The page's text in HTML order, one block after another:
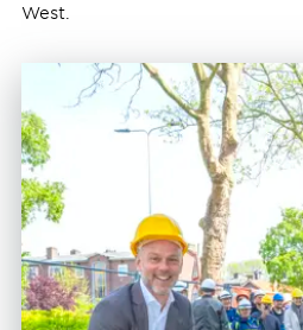
West.